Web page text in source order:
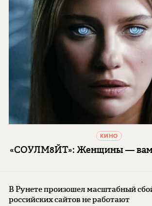
КИНО
«СОУЛМ8ЙТ»: Женщины — вам
В Рунете произошел масштабный
российских сайтов не работают